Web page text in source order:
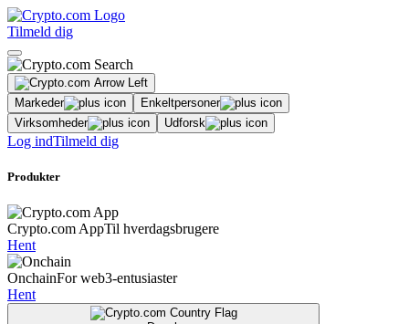
Tilmeld dig
Markeder
Enkeltpersoner
Virksomheder
Udforsk
Log indTilmeld dig
Produkter
Crypto.com AppTil hverdagsbrugere
Hent
OnchainFor web3-entusiaster
Hent